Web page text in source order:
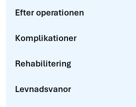
Efter operationen
Komplikationer
Rehabilitering
Levnadsvanor